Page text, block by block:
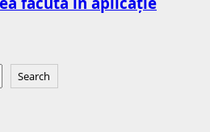
Search